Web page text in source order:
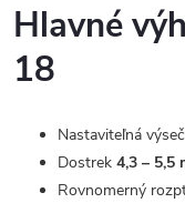
Hlavné
18
Nastaviteľná výseč
Dostrek 4,3 – 5,5
Rovnomerný